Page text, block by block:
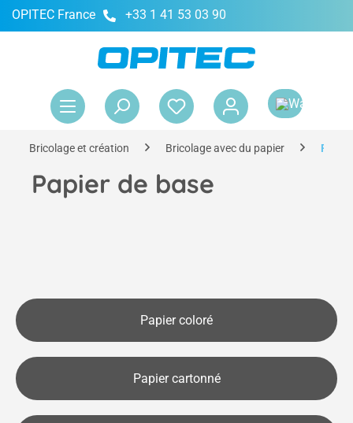
principal
OPITEC France +33 1 41 53 03 90
Bricolage et création Bricolage avec du papier
Papier de base
Papier coloré
Papier cartonné